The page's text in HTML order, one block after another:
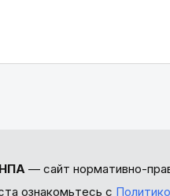
— сайт нормативно-
ознакомьтесь с